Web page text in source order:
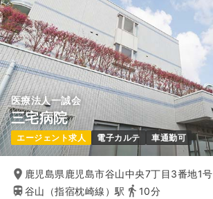
医療法人一誠会
三宅病院
エージェント求人 電子カルテ 車通勤可
鹿児島県鹿児島市谷山中央7丁目3番地1号
谷山（指宿枕崎線）駅
10分